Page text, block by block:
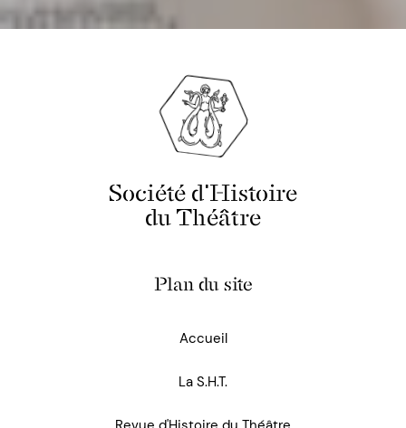
Société d'Histoire
du Théâtre
Plan du site
Accueil
La S.H.T.